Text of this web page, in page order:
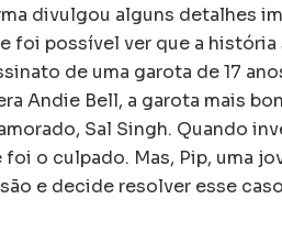
divulgou alguns detalhes
foi possível ver que a
de uma garota de 17
Andie Bell, a garota mais
Sal Singh. Quando
o culpado. Mas, Pip, uma
e decide resolver esse